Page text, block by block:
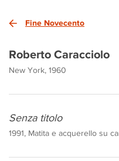
Fine Novecento
Roberto Caracciolo
New York, 1960
Senza titolo
1991, Matita e acquerello su